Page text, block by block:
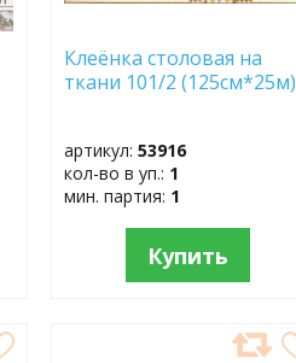
Клеёнка столовая на
ткани 101/2 (125см*25м)
артикул:53916
кол-во в уп.: 1
мин. партия: 1
Купить